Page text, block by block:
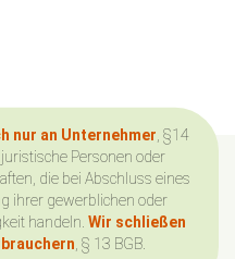
nur an Unternehmer , §14
Personen oder
die bei Abschluss eines
ihrer gewerblichen oder
handeln. Wir schließen
, § 13 BGB.